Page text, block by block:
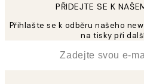
PŘIDEJTE SE K
Přihlašte se k odběru našeho
na tisky při